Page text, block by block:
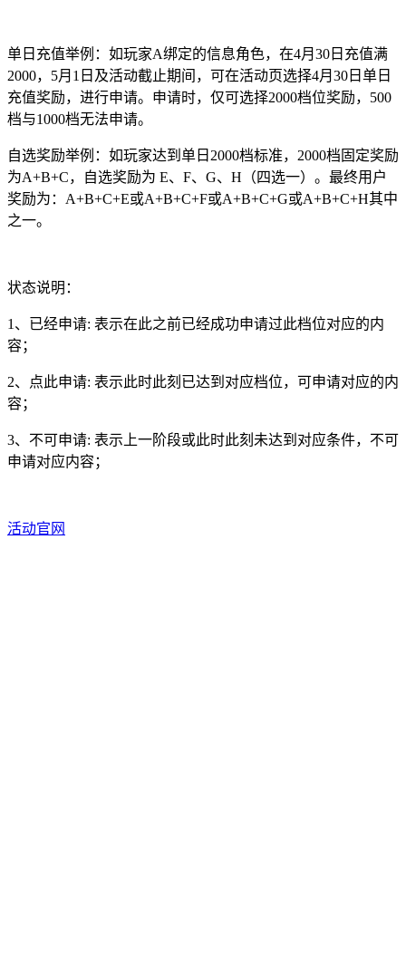
单日充值举例：如玩家A绑定的信息角色，在4月30日充值满
2000，5月1日及活动截止期间，可在活动页选择4月30日单日
充值奖励，进行申请。申请时，仅可选择2000档位奖励，500
档与1000档无法申请。
自选奖励举例：如玩家达到单日2000档标准，2000档固定奖励
为A+B+C，自选奖励为 E、F、G、H（四选一）。最终用户
奖励为：A+B+C+E或A+B+C+F或A+B+C+G或A+B+C+H其中
之一。
状态说明：
1、已经申请: 表示在此之前已经成功申请过此档位对应的内
容；
2、点此申请: 表示此时此刻已达到对应档位，可申请对应的内
容；
3、不可申请: 表示上一阶段或此时此刻未达到对应条件，不可
申请对应内容；
活动官网